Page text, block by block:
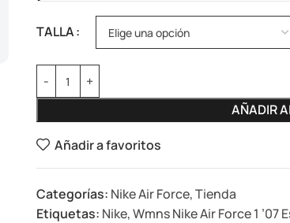
TALLA
AÑADIR
Añadir a favoritos
Categorías: Nike Air Force,Tienda
Etiquetas: Nike,Wmns Nike Air Force 1 ’07